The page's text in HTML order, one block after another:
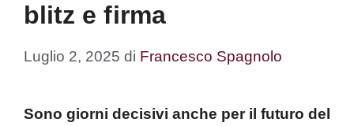
blitz e firma
Luglio 2, 2025 di Francesco Spagnolo
Sono giorni decisivi anche per il futuro del